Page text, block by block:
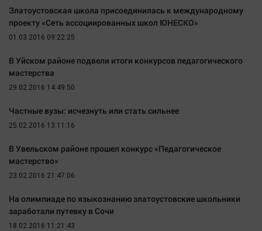
Златоустовская школа присоединилась к международному
проекту «Сеть ассоциированных школ ЮНЕСКО»
01.03.2016 09:22:25
В Уйском районе подвели итоги конкурсов педагогического
мастерства
29.02.2016 14:49:50
Частные вузы: исчезнуть или стать сильнее
25.02.2016 13:11:16
В Увельском районе прошел конкурс «Педагогическое
мастерство»
23.02.2016 21:47:06
На олимпиаде по языкознанию златоустовские школьники
заработали путевку в Сочи
18.02.2016 11:21:43